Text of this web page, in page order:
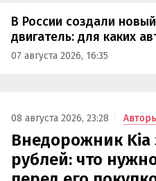
В России создали
двигатель: для каких
07 августа 2026, 16:35
08 августа 2026, 23:28
Внедорожник Kia
рублей: что